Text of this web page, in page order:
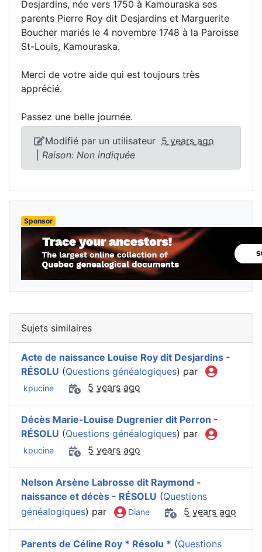
Desjardins, née vers 1750 à Kamouraska ses
parents Pierre Roy dit Desjardins et Marguerite
Boucher mariés le 4 novembre 1748 à la Paroisse
St-Louis, Kamouraska.
Merci de votre aide qui est toujours très
apprécié.
Passez une belle journée.
Modifié par un utilisateur 5 years ago
Raison: Non indiquée
Sponsor
Sujets similaires
Acte de naissance Louise Roy dit Desjardins -
RÉSOLU (Questions généalogiques) par
kpucine 5 years ago
Décès Marie-Louise Dugrenier dit Perron -
RÉSOLU (Questions généalogiques) par
kpucine 5 years ago
Nelson Arsène Labrosse dit Raymond -
naissance et décès - RÉSOLU (Questions
généalogiques) par Diane 5 years ago
Parents de Céline Roy * Résolu * (Questions